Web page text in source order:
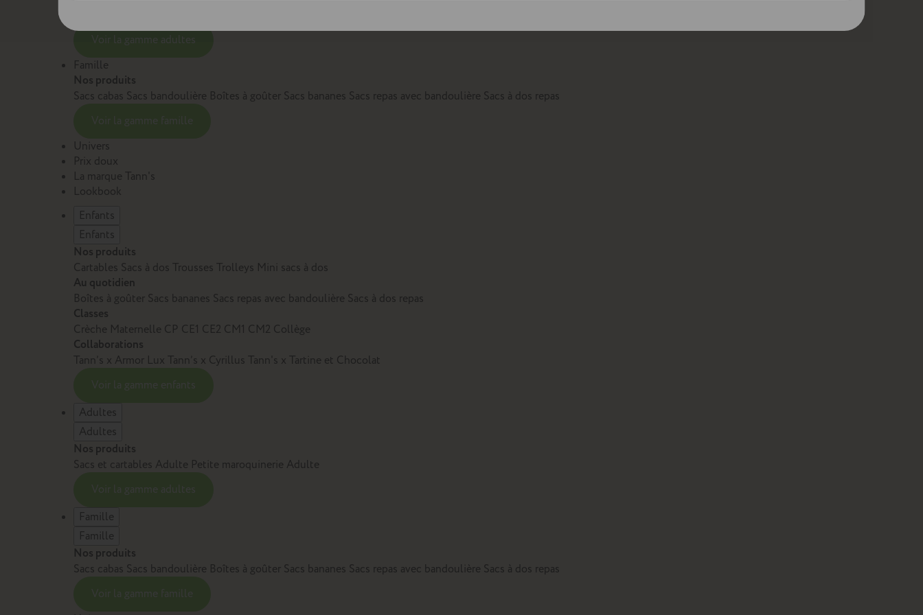
Famille
Nos produits
Sacs cabas Sacs bandoulière Boîtes à goûter Sacs bananes Sacs repas avec bandoulière Sacs à dos repas
Univers
Prix doux
La marque Tann's
Lookbook
Enfants
Enfants
Nos produits
Cartables Sacs à dos Trousses Trolleys Mini sacs à dos
Au quotidien
Boîtes à goûter Sacs bananes Sacs repas avec bandoulière Sacs à dos repas
Classes
Crèche Maternelle CP CE1 CE2 CM1 CM2 Collège
Collaborations
Tann’s x Armor Lux Tann’s x Cyrillus Tann's x Tartine et Chocolat
Adultes
Adultes
Nos produits
Sacs et cartables Adulte Petite maroquinerie Adulte
Famille
Famille
Nos produits
Sacs cabas Sacs bandoulière Boîtes à goûter Sacs bananes Sacs repas avec bandoulière Sacs à dos repas